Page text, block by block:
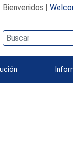
Bienvenidos |